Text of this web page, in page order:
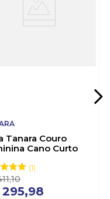
atitude e
Tanara Couro
Cano Curto
1
,10
295,98